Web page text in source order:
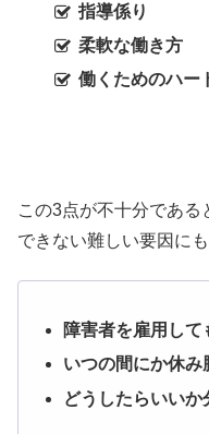
指導係り
柔軟な働き方
働くためのハー
この3点が不十分であ
できない難しい要因に
障害者を雇用して
いつの間にか休み
どうしたらいいか